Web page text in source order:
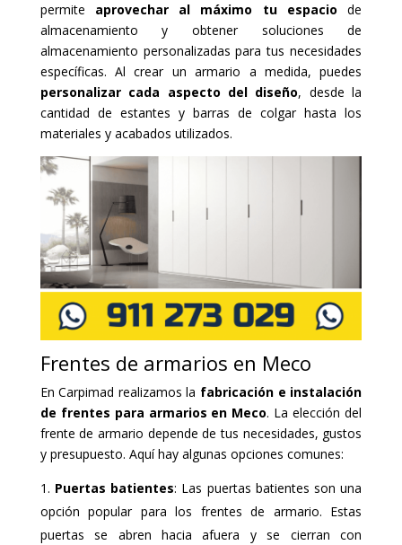
permite aprovechar al máximo tu espacio de
almacenamiento y obtener soluciones de
almacenamiento personalizadas para tus necesidades
específicas. Al crear un armario a medida, puedes
personalizar cada aspecto del diseño, desde la
cantidad de estantes y barras de colgar hasta los
materiales y acabados utilizados.
Frentes de armarios en Meco
En Carpimad realizamos la fabricación e instalación
de frentes para armarios en Meco. La elección del
frente de armario depende de tus necesidades, gustos
y presupuesto. Aquí hay algunas opciones comunes:
Puertas batientes: Las puertas batientes son una
opción popular para los frentes de armario. Estas
puertas se abren hacia afuera y se cierran con